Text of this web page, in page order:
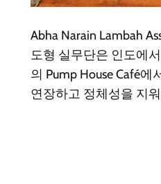
Abha Narain Lambah
도형 실무단은 인도에
의 Pump House Café
연장하고 정체성을 지